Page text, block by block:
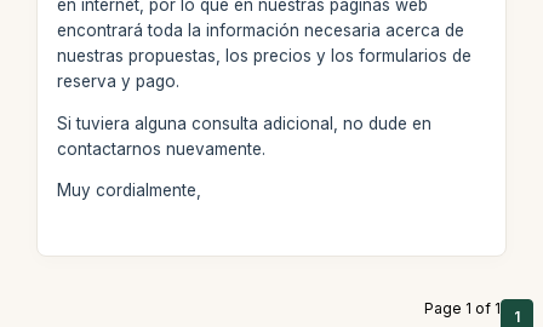
en internet, por lo que en nuestras páginas web
encontrará toda la información necesaria acerca de
nuestras propuestas, los precios y los formularios de
reserva y pago.
Si tuviera alguna consulta adicional, no dude en
contactarnos nuevamente.
Muy cordialmente,
Page 1 of 1 1